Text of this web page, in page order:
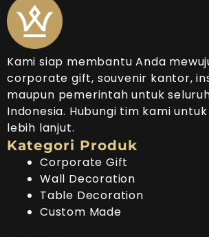
Kami siap membantu Anda
corporate gift, souvenir kantor,
maupun pemerintah untuk
Indonesia. Hubungi tim kami
lebih lanjut.
Kategori Produk
Corporate Gift
Wall Decoration
Table Decoration
Custom Made